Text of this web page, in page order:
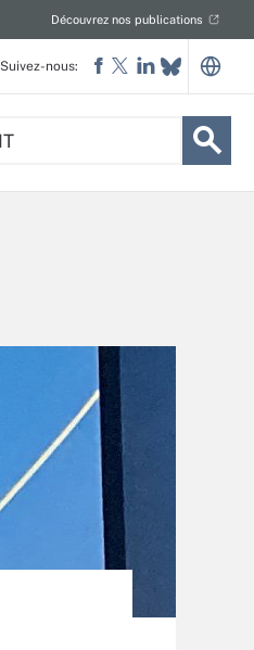
Découvrez nos publications
Suivez-nous: